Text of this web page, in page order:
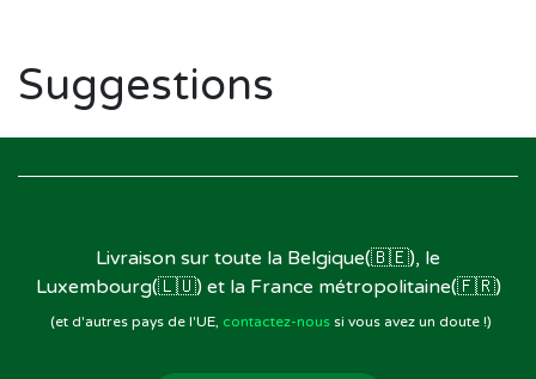
Suggestions
Livraison sur toute la Belgique(🇧🇪), le
Luxembourg(🇱🇺) et la France métropolitaine(🇫🇷)
(et d'autres pays de l'UE, contactez-noussi vous avez un doute !)